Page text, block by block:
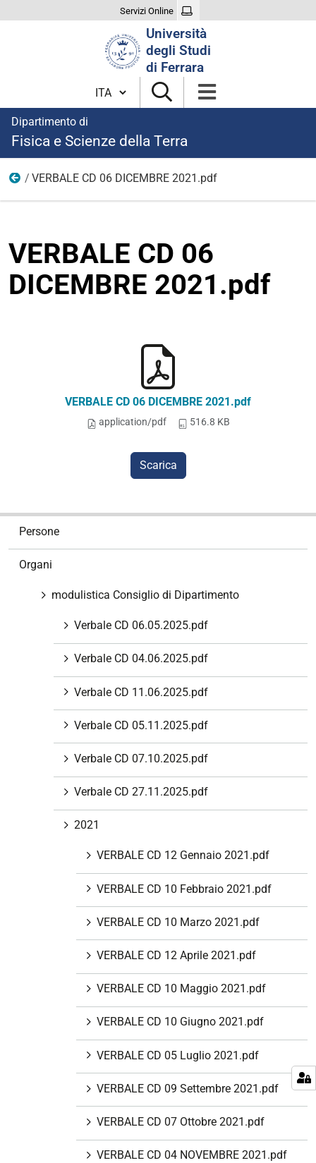
Servizi Online
Università
degli Studi
di Ferrara
Cambia lingua
Dipartimento di
Fisica e Scienze della Terra
2021
VERBALE CD 06 DICEMBRE 2021.pdf
VERBALE CD 06
DICEMBRE 2021.pdf
VERBALE CD 06 DICEMBRE 2021.pdf
application/pdf 516.8 KB
Scarica
Persone
Organi
modulistica Consiglio di Dipartimento
Verbale CD 06.05.2025.pdf
Verbale CD 04.06.2025.pdf
Verbale CD 11.06.2025.pdf
Verbale CD 05.11.2025.pdf
Verbale CD 07.10.2025.pdf
Verbale CD 27.11.2025.pdf
2021
VERBALE CD 12 Gennaio 2021.pdf
VERBALE CD 10 Febbraio 2021.pdf
VERBALE CD 10 Marzo 2021.pdf
VERBALE CD 12 Aprile 2021.pdf
VERBALE CD 10 Maggio 2021.pdf
VERBALE CD 10 Giugno 2021.pdf
VERBALE CD 05 Luglio 2021.pdf
VERBALE CD 09 Settembre 2021.pdf
VERBALE CD 07 Ottobre 2021.pdf
VERBALE CD 04 NOVEMBRE 2021.pdf